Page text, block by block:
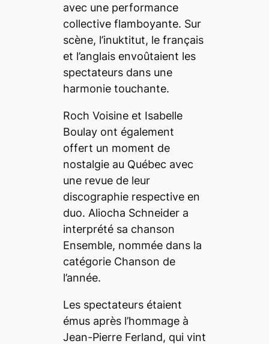
avec une performance
collective flamboyante. Sur
scène, l’inuktitut, le français
et l’anglais envoûtaient les
spectateurs dans une
harmonie touchante.
Roch Voisine et Isabelle
Boulay ont également
offert un moment de
nostalgie au Québec avec
une revue de leur
discographie respective en
duo. Aliocha Schneider a
interprété sa chanson
Ensemble, nommée dans la
catégorie Chanson de
l’année.
Les spectateurs étaient
émus après l’hommage à
Jean-Pierre Ferland, qui vint